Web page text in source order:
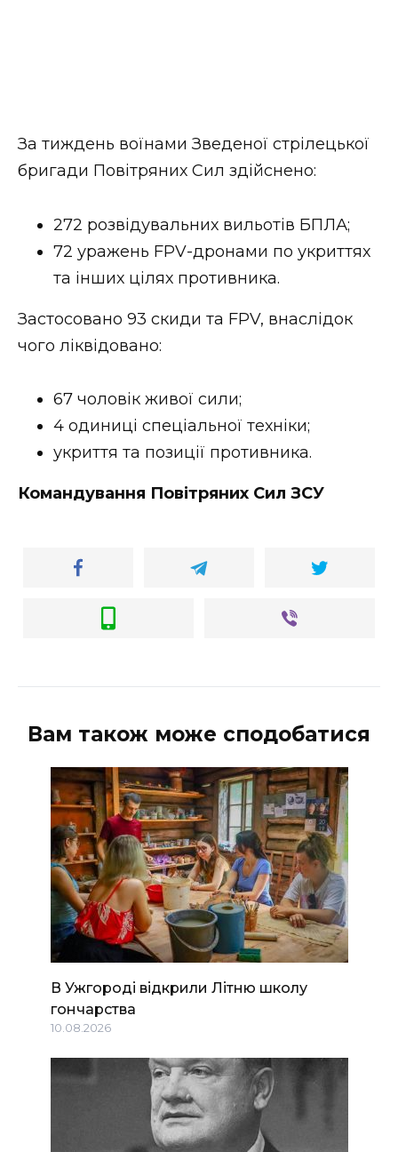
За тиждень воїнами Зведеної стрілецької
бригади Повітряних Сил здійснено:
272 розвідувальних вильотів БПЛА;
72 уражень FPV-дронами по укриттях
та інших цілях противника.
Застосовано 93 скиди та FPV, внаслідок
чого ліквідовано:
67 чоловік живої сили;
4 одиниці спеціальної техніки;
укриття та позиції противника.
Командування Повітряних Сил ЗСУ
Вам також може сподобатися
В Ужгороді відкрили Літню школу
гончарства
10.08.2026